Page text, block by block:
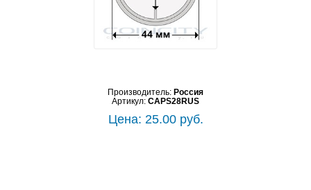
Производитель: Россия
Артикул: CAPS28RUS
Цена: 25.00 руб.